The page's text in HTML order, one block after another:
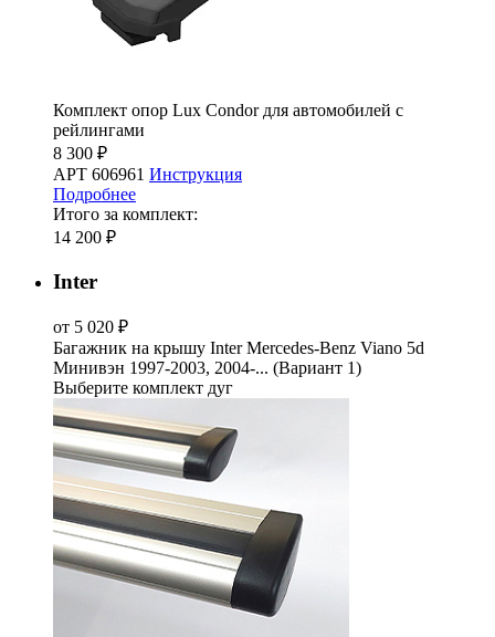
Комплект опор Lux Condor для автомобилей с
рейлингами
8 300 ₽
АРТ 606961 Инструкция
Подробнее
Итого за комплект:
14 200 ₽
Inter
от 5 020 ₽
Багажник на крышу Inter Mercedes-Benz Viano 5d
Минивэн 1997-2003, 2004-... (Вариант 1)
Выберите комплект дуг